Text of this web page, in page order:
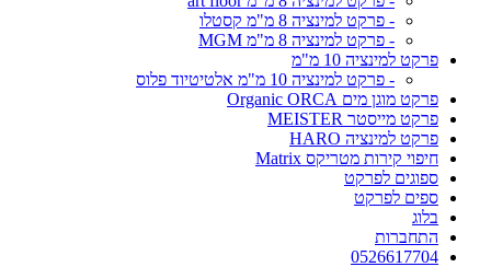
- פרקט למינציה 8 מ"מ קסטלו
- פרקט למינציה 8 מ"מ MGM
פרקט למינציה 10 מ"מ
- פרקט למינציה 10 מ"מ אלטיטיוד פלוס
פרקט מוגן מים Organic ORCA
פרקט מייסטר MEISTER
פרקט למינציה HARO
חיפוי קירות מטריקס Matrix
ספוגים לפרקט
ספים לפרקט
בלוג
התחברות
0526617704